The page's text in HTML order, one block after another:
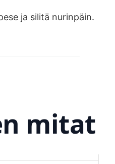
ja silitä nurinpäin.
mitat